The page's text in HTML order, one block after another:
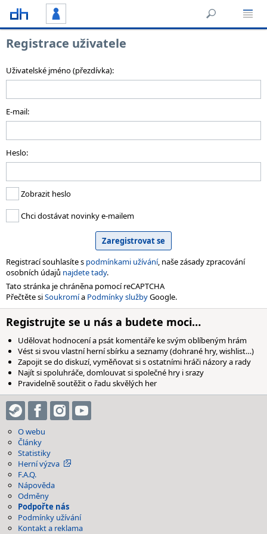
Registrace uživatele
Uživatelské jméno (přezdívka):
E-mail:
Heslo:
Zobrazit heslo
Chci dostávat novinky e-mailem
Registrací souhlasíte s podmínkami užívání, naše zásady zpracování
osobních údajů najdete tady.
Tato stránka je chráněna pomocí reCAPTCHA
Přečtěte siSoukromía Podmínky službyGoogle.
Registrujte se u nás a budete moci…
Udělovat hodnocení a psát komentáře ke svým oblíbeným hrám
Vést si svou vlastní herní sbírku a seznamy (dohrané hry, wishlist…)
Zapojit se do diskuzí, vyměňovat si s ostatními hráči názory a rady
Najít si spoluhráče, domlouvat si společné hry i srazy
Pravidelně soutěžit o řadu skvělých her
O webu
Články
Statistiky
Herní výzva
F.A.Q.
Nápověda
Odměny
Podpořte nás
Podmínky užívání
Kontakt a reklama